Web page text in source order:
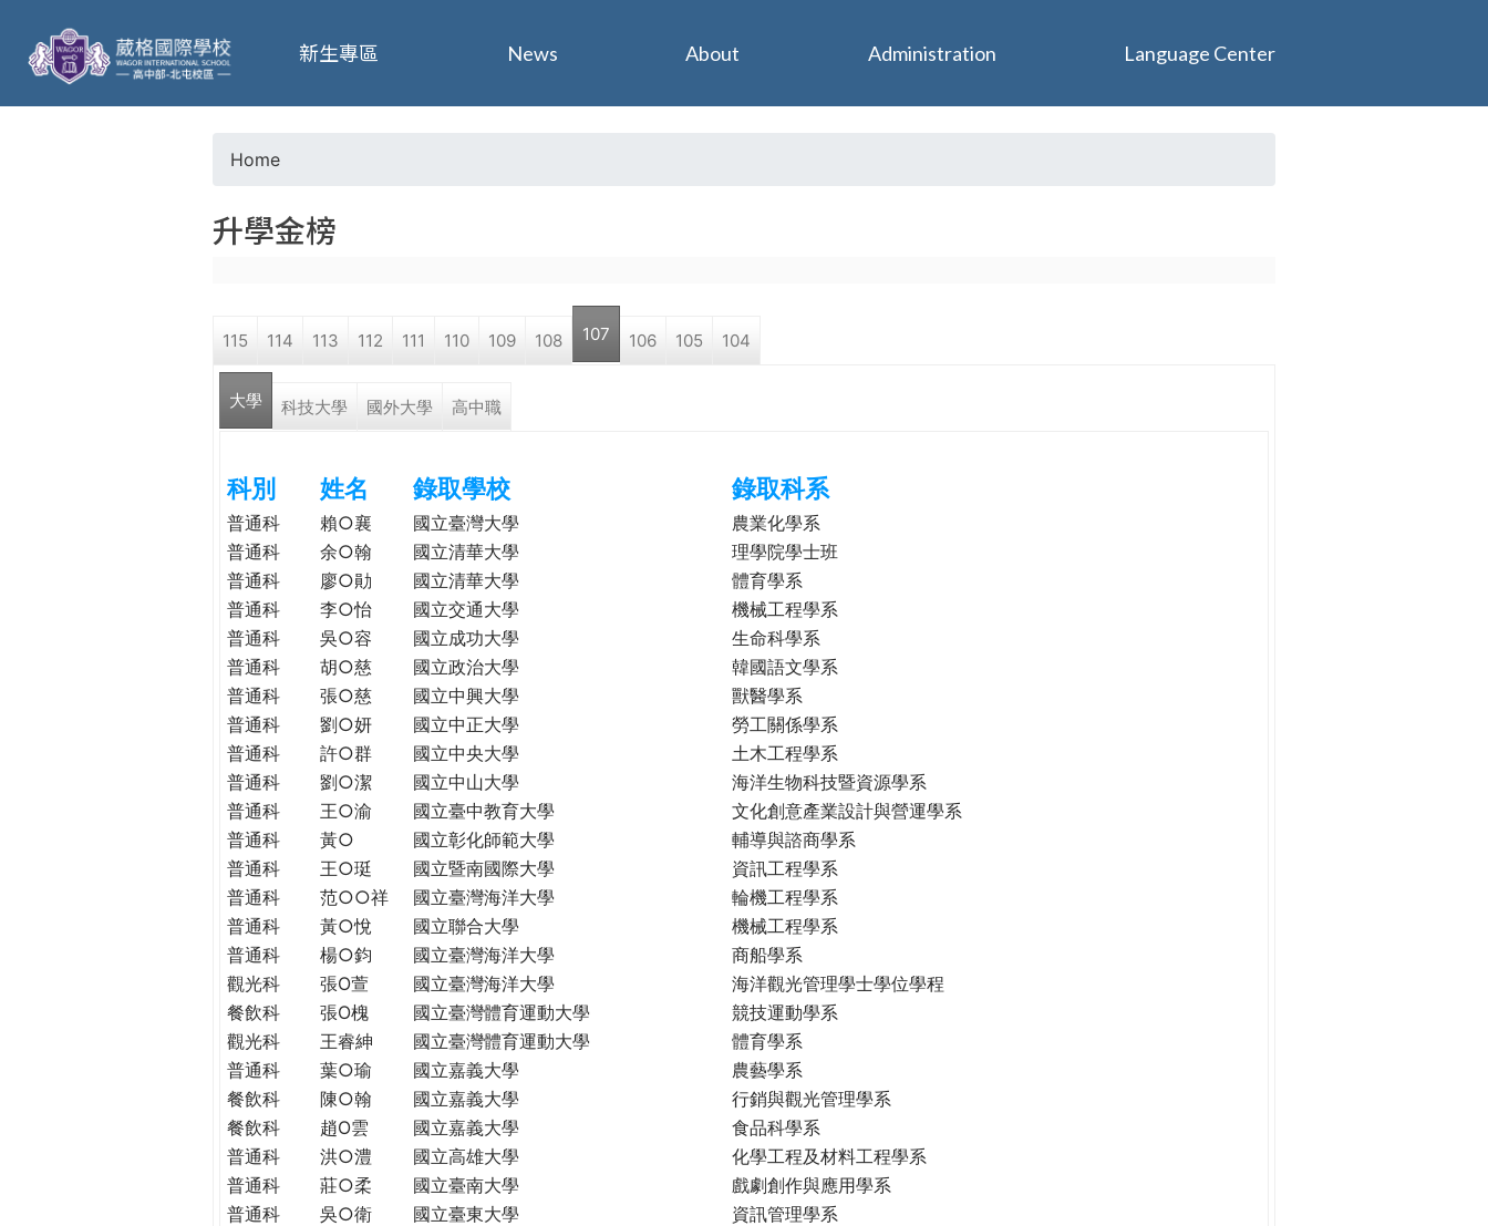
葳
格
o
a
r
h
e
r
e
Home
升學金榜
115 114 113 112 111 110 109 108 107 106 105 104
大學 科技大學 國外大學 高中職
科別 姓名 錄取學校 錄取科系
普通科 賴○襄 國立臺灣大學
農業化學系
普通科
余○翰 國立清華大學
理學院學士班
普通科
廖○勛 國立清華大學
體育學系
普通科
李○怡 國立交通大學
機械工程學系
普通科
吳○容 國立成功大學
生命科學系
普通科
胡○慈 國立政治大學
韓國語文學系
普通科
張○慈 國立中興大學
獸醫學系
普通科
劉○妍 國立中正大學
勞工關係學系
普通科
許○群 國立中央大學
土木工程學系
普通科
劉○潔 國立中山大學
海洋生物科技暨資源學系
普通科
王○渝 國立臺中教育大學
文化創意產業設計與營運學系
普通科
黃○ 國立彰化師範大學
輔導與諮商學系
普通科
王○珽 國立暨南國際大學
資訊工程學系
普通科
范○○祥 國立臺灣海洋大學
輪機工程學系
普通科
黃○悅 國立聯合大學
機械工程學系
普通科
楊○鈞 國立臺灣海洋大學
商船學系
觀光科
張O萱 國立臺灣海洋大學
海洋觀光管理學士學位學程
餐飲科
張O槐 國立臺灣體育運動大學
競技運動學系
觀光科
王睿紳 國立臺灣體育運動大學
體育學系
普通科
葉○瑜 國立嘉義大學
農藝學系
餐飲科
陳○翰 國立嘉義大學
行銷與觀光管理學系
餐飲科
趙O雲 國立嘉義大學
食品科學系
普通科
洪○澧 國立高雄大學
化學工程及材料工程學系
普通科
莊○柔 國立臺南大學
戲劇創作與應用學系
普通科
吳○衛 國立臺東大學
資訊管理學系
新生專區 News About Administration Language Center